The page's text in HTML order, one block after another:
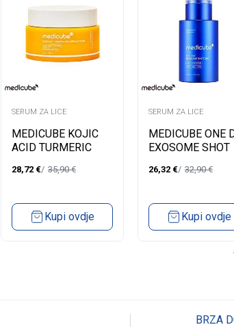
SERUM ZA LICE
MEDICUBE KOJIC
ACID TURMERIC
50ML
28,72 € 35,90€
Kupi ovdje
SERUM ZA LICE
MEDICUBE ONE
EXOSOME SHOT
30ML
26,32 € 32,90€
Kupi ovdje
BRZA